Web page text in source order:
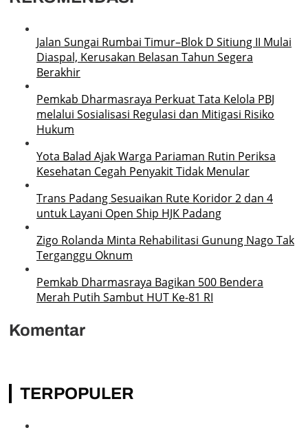
Jalan Sungai Rumbai Timur–Blok D Sitiung II Mulai
Diaspal, Kerusakan Belasan Tahun Segera
Berakhir
Pemkab Dharmasraya Perkuat Tata Kelola PBJ
melalui Sosialisasi Regulasi dan Mitigasi Risiko
Hukum
Yota Balad Ajak Warga Pariaman Rutin Periksa
Kesehatan Cegah Penyakit Tidak Menular
Trans Padang Sesuaikan Rute Koridor 2 dan 4
untuk Layani Open Ship HJK Padang
Zigo Rolanda Minta Rehabilitasi Gunung Nago Tak
Terganggu Oknum
Pemkab Dharmasraya Bagikan 500 Bendera
Merah Putih Sambut HUT Ke-81 RI
Komentar
TERPOPULER